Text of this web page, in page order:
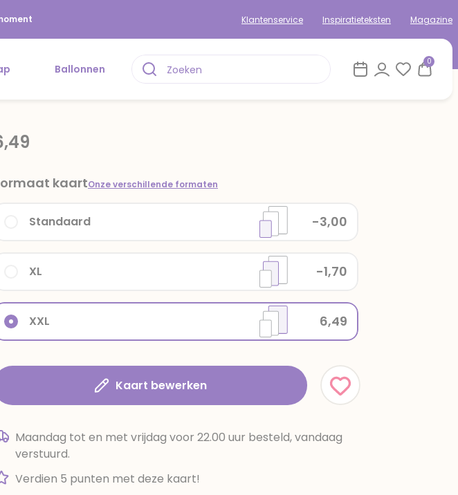
Klantenservice Inspiratieteksten Magazine
Ballonnen
0
kaartOnze verschillende formaten
XXL 6,49
XL -1,70
Standaard -3,00
Kaart bewerken
Maandag tot en met vrijdag voor 22.00 uur besteld, vandaag
verstuurd.
Verdien 5 punten met deze kaart!